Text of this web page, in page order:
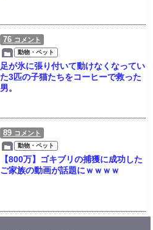
76 コメント
動物・ペット
足が氷に張り付いて動けなくなってい
た3匹の子猫たちをコーヒーで救った
男。
89 コメント
動物・ペット
【800万】ゴキブリの捕獲に成功した
ご家族の動画が話題にｗｗｗｗ